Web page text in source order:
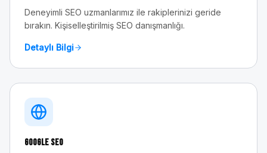
Deneyimli SEO uzmanlarımız ile rakiplerinizi geride
bırakın. Kişiselleştirilmiş SEO danışmanlığı.
Detaylı Bilgi
Google SEO